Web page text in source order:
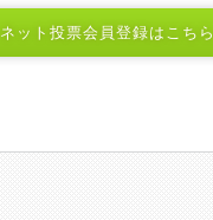
ネット投票会員登録はこちら